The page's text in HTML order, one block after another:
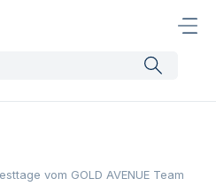
vom GOLD AVENUE Team